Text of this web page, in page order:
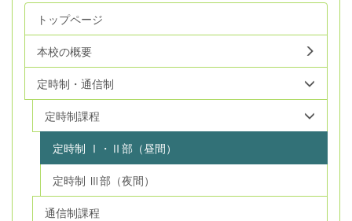
トップページ
本校の概要
定時制・通信制
定時制課程
定時制 Ⅰ・Ⅱ部（昼間）
定時制 Ⅲ部（夜間）
通信制課程